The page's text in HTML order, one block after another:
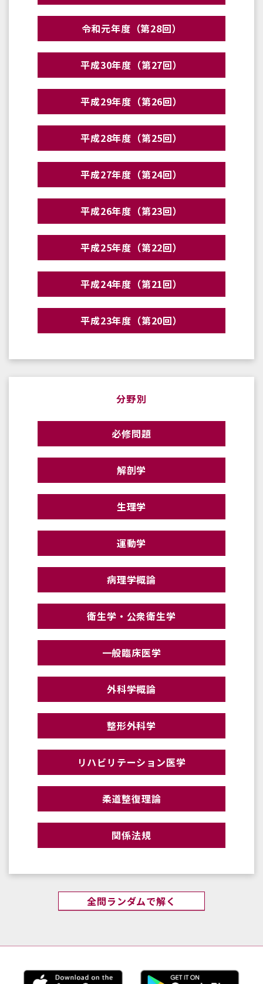
令和元年度（第28回）
平成30年度（第27回）
平成29年度（第26回）
平成28年度（第25回）
平成27年度（第24回）
平成26年度（第23回）
平成25年度（第22回）
平成24年度（第21回）
平成23年度（第20回）
分野別
必修問題
解剖学
生理学
運動学
病理学概論
衛生学・公衆衛生学
一般臨床医学
外科学概論
整形外科学
リハビリテーション医学
柔道整復理論
関係法規
全問ランダムで解く